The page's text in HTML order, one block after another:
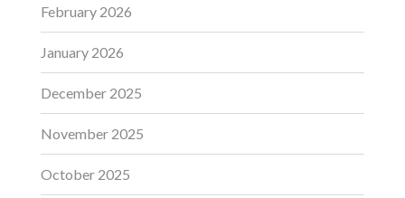
February 2026
January 2026
December 2025
November 2025
October 2025